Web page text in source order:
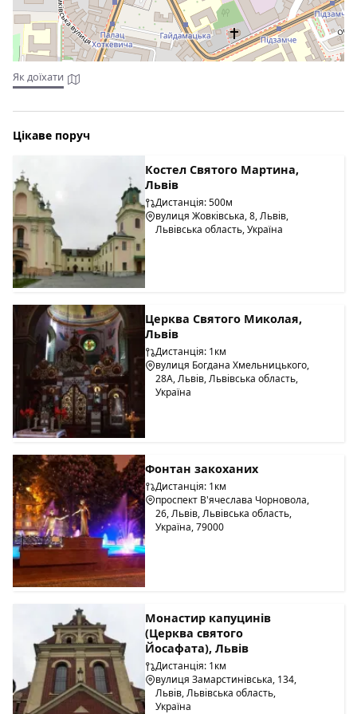
Як доїхати
Цікаве поруч
Костел Святого Мартина,
Львів
Дистанція: 500м
вулиця Жовківська, 8, Львів,
Львівська область, Україна
Церква Святого Миколая,
Львів
Дистанція: 1км
вулиця Богдана Хмельницького,
28А, Львів, Львівська область,
Україна
Фонтан закоханих
Дистанція: 1км
проспект В'ячеслава Чорновола,
26, Львів, Львівська область,
Україна, 79000
Монастир капуцинів
(Церква святого
Йосафата), Львів
Дистанція: 1км
вулиця Замарстинівська, 134,
Львів, Львівська область,
Україна